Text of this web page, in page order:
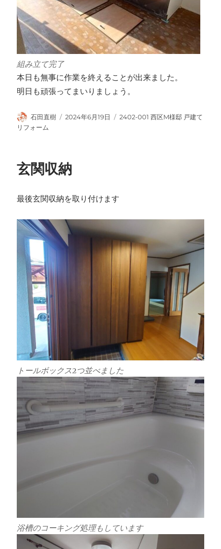
組み立て完了
本日も無事に作業を終えることが出来ました。
明日も頑張ってまいりましょう。
投
稿
石田直樹
投
2024年6月19日
カ
2402-001 西区M様邸 戸建て
リフォーム
玄関収納
最後玄関収納を取り付けます
トールボックス2つ並べました
浴槽のコーキング処理もしています